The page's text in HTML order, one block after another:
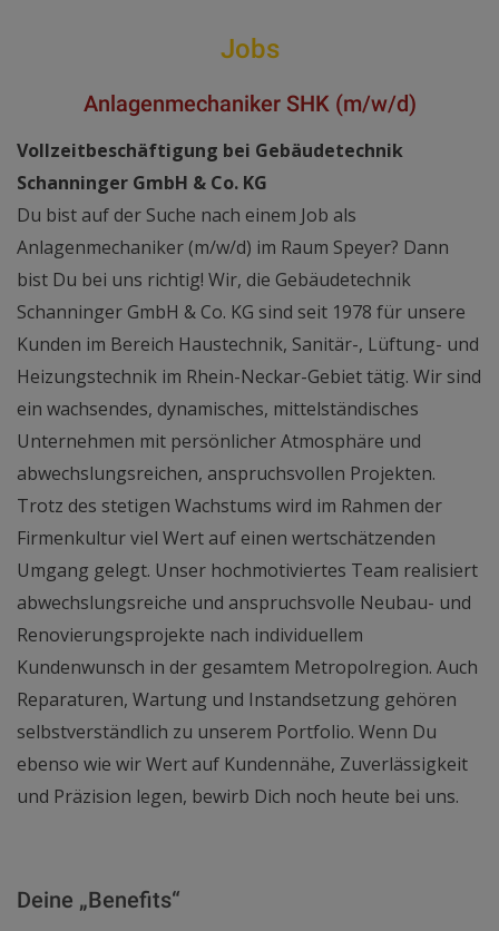
Jobs
Anlagenmechaniker SHK (m/w/d)
Vollzeitbeschäftigung bei Gebäudetechnik
Schanninger GmbH & Co. KG
Du bist auf der Suche nach einem Job als
Anlagenmechaniker (m/w/d) im Raum Speyer? Dann
bist Du bei uns richtig! Wir, die Gebäudetechnik
Schanninger GmbH & Co. KG sind seit 1978 für unsere
Kunden im Bereich Haustechnik, Sanitär-, Lüftung- und
Heizungstechnik im Rhein-Neckar-Gebiet tätig. Wir sind
ein wachsendes, dynamisches, mittelständisches
Unternehmen mit persönlicher Atmosphäre und
abwechslungsreichen, anspruchsvollen Projekten.
Trotz des stetigen Wachstums wird im Rahmen der
Firmenkultur viel Wert auf einen wertschätzenden
Umgang gelegt. Unser hochmotiviertes Team realisiert
abwechslungsreiche und anspruchsvolle Neubau- und
Renovierungsprojekte nach individuellem
Kundenwunsch in der gesamtem Metropolregion. Auch
Reparaturen, Wartung und Instandsetzung gehören
selbstverständlich zu unserem Portfolio. Wenn Du
ebenso wie wir Wert auf Kundennähe, Zuverlässigkeit
und Präzision legen, bewirb Dich noch heute bei uns.
Deine „Benefits“